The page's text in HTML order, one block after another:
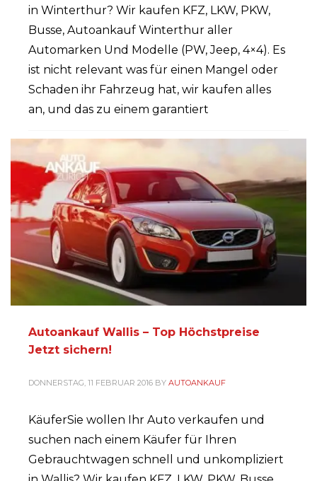
in Winterthur? Wir kaufen KFZ, LKW, PKW,
Busse, Autoankauf Winterthur aller
Automarken Und Modelle (PW, Jeep, 4×4). Es
ist nicht relevant was für einen Mangel oder
Schaden ihr Fahrzeug hat, wir kaufen alles
an, und das zu einem garantiert
Autoankauf Wallis – Top Höchstpreise
Jetzt sichern!
DONNERSTAG, 11 FEBRUAR 2016 BY AUTOANKAUF
KäuferSie wollen Ihr Auto verkaufen und
suchen nach einem Käufer für Ihren
Gebrauchtwagen schnell und unkompliziert